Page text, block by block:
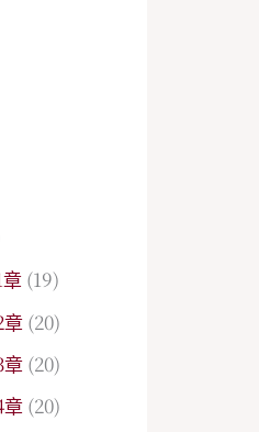
(19)
(20)
(20)
(20)